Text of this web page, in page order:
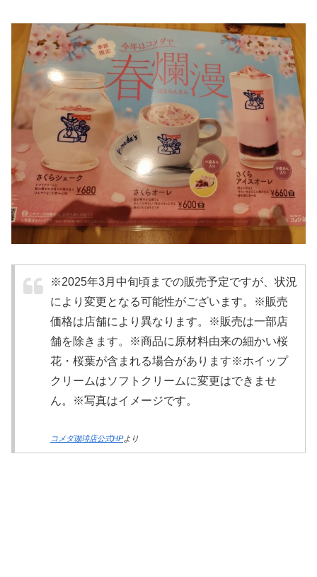
※2025年3月中旬頃までの販売予定ですが、状況
により変更となる可能性がございます。※販売
価格は店舗により異なります。※販売は一部店
舗を除きます。※商品に原材料由来の細かい桜
花・桜葉が含まれる場合があります※ホイップ
クリームはソフトクリームに変更はできませ
ん。※写真はイメージです。
コメダ珈琲店公式HPより